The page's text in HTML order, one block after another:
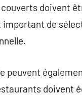
doivent
de
doivent